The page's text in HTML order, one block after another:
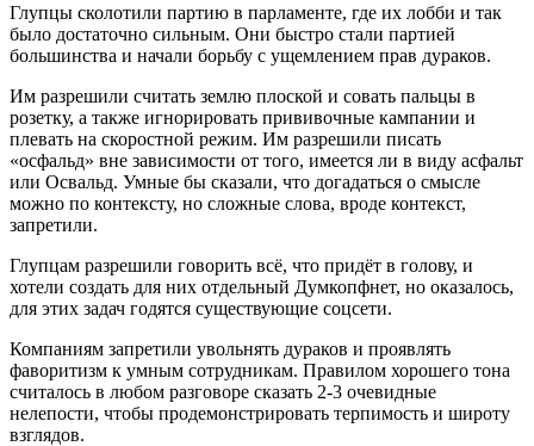
Глупцы сколотили партию в парламенте, где их лобби и так
было достаточно сильным. Они быстро стали партией
большинства и начали борьбу с ущемлением прав дураков.
Им разрешили считать землю плоской и совать пальцы в
розетку, а также игнорировать прививочные кампании и
плевать на скоростной режим. Им разрешили писать
«осфальд» вне зависимости от того, имеется ли в виду асфальт
или Освальд. Умные бы сказали, что догадаться о смысле
можно по контексту, но сложные слова, вроде контекст,
запретили.
Глупцам разрешили говорить всё, что придёт в голову, и
хотели создать для них отдельный Думкопфнет, но оказалось,
для этих задач годятся существующие соцсети.
Компаниям запретили увольнять дураков и проявлять
фаворитизм к умным сотрудникам. Правилом хорошего тона
считалось в любом разговоре сказать 2-3 очевидные
нелепости, чтобы продемонстрировать терпимость и широту
взглядов.